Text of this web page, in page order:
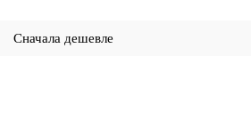
Сначала дешевле